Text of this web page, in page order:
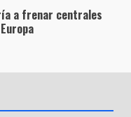
a frenar centrales